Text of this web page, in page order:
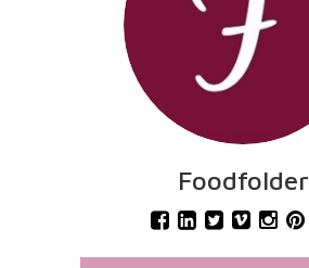
Foodfolder